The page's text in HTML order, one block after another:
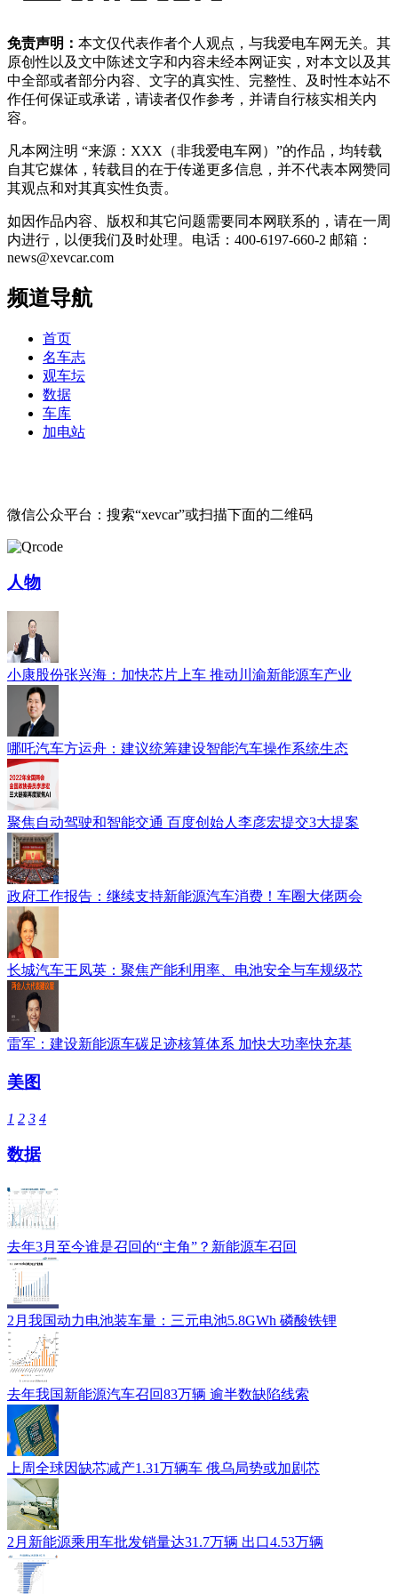
免责声明： 本文仅代表作者个人观点，与我爱电车网无关。其
原创性以及文中陈述文字和内容未经本网证实，对本文以及其
中全部或者部分内容、文字的真实性、完整性、及时性本站不
作任何保证或承诺，请读者仅作参考，并请自行核实相关内
容。
凡本网注明 “来源：XXX（非我爱电车网）”的作品，均转载
自其它媒体，转载目的在于传递更多信息，并不代表本网赞同
其观点和对其真实性负责。
如因作品内容、版权和其它问题需要同本网联系的，请在一周
内进行，以便我们及时处理。电话：400-6197-660-2 邮箱：
news@xevcar.com
频道导航
首页
名车志
观车坛
数据
车库
加电站
微信公众平台：搜索“xevcar”或扫描下面的二维码
人物
小康股份张兴海：加快芯片上车 推动川渝新能源车产业
哪吒汽车方运舟：建议统筹建设智能汽车操作系统生态
聚焦自动驾驶和智能交通 百度创始人李彦宏提交3大提案
政府工作报告：继续支持新能源汽车消费！车圈大佬两会
长城汽车王凤英：聚焦产能利用率、电池安全与车规级芯
雷军：建设新能源车碳足迹核算体系 加快大功率快充基
美图
1 2 3 4
数据
去年3月至今谁是召回的“主角”？新能源车召回
2月我国动力电池装车量：三元电池5.8GWh 磷酸铁锂
去年我国新能源汽车召回83万辆 逾半数缺陷线索
上周全球因缺芯减产1.31万辆车 俄乌局势或加剧芯
2月新能源乘用车批发销量达31.7万辆 出口4.53万辆